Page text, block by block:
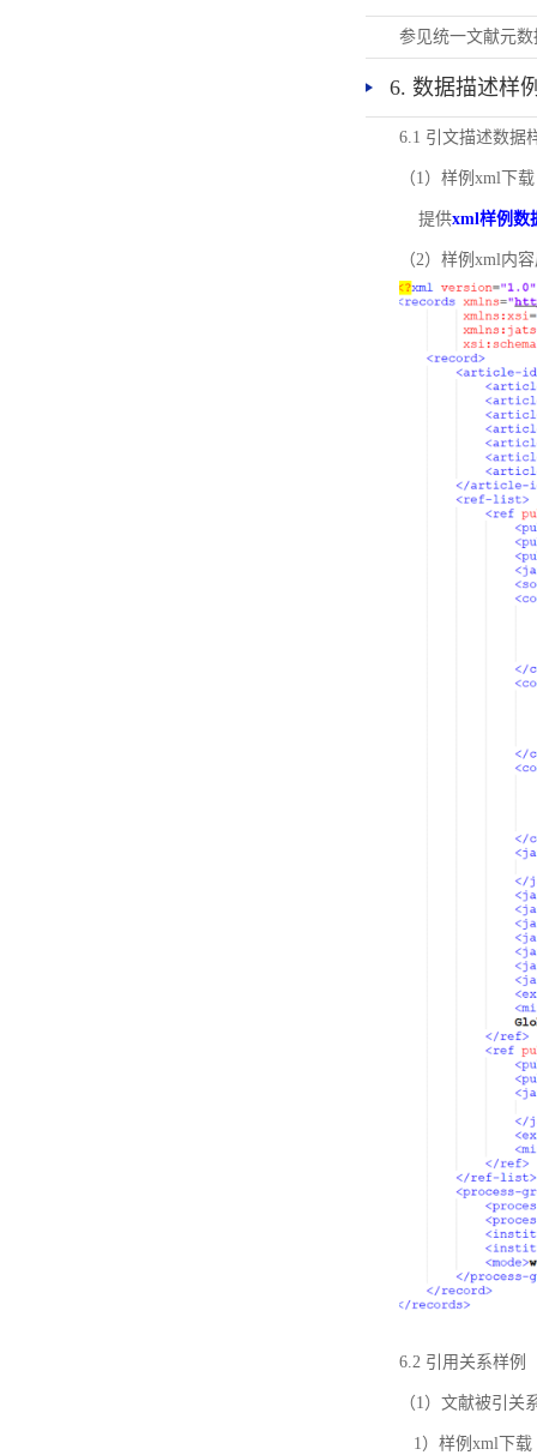
参见统一文献元
6. 数据描述样
6.1 引文描述数据
（1）样例xml下载
提供xml样例数
（2）样例xml内
6.2 引用关系样例
（1）文献被引关
1）样例xml下载